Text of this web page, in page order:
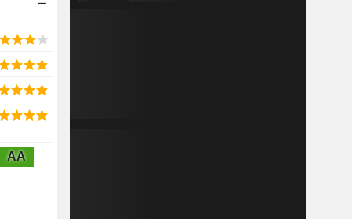
AA